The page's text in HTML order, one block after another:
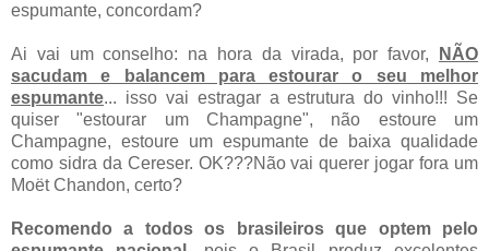
espumante, concordam?
Ai vai um conselho: na hora da virada, por favor,
NÃO
sacudam e balancem para estourar o seu melhor
espumante... isso vai estragar a estrutura do vinho!!! Se
quiser "estourar um Champagne", não estoure um
Champagne, estoure um espumante de baixa qualidade
como sidra da Cereser. OK???Não vai querer jogar fora um
Moët Chandon, certo?
Recomendo a todos os brasileiros que optem pelo